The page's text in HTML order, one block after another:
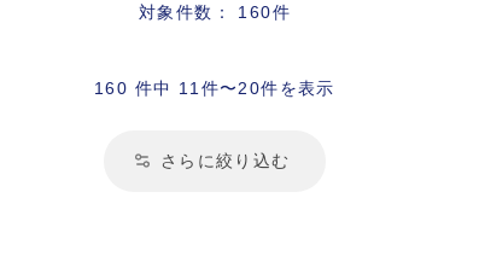
対象件数： 160件
160 件中 11件〜20件を表示
さらに絞り込む